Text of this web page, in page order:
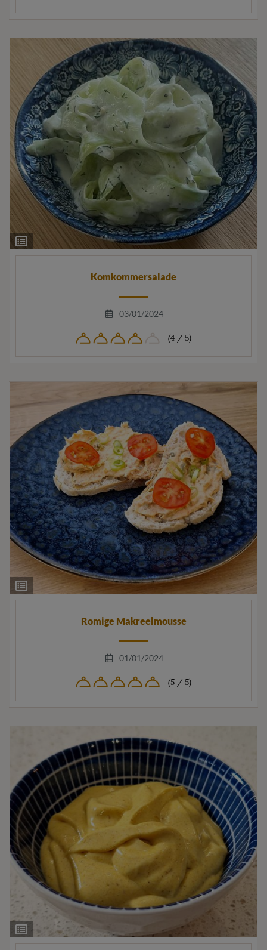
Ingrediëntenlijst
Komkommersalade
03/01/2024
(4 / 5)
Ingrediëntenlijst
Romige Makreelmousse
01/01/2024
(5 / 5)
Ingrediëntenlijst